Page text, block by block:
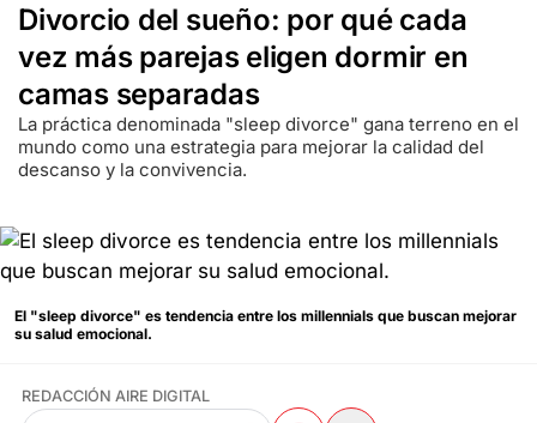
Divorcio del sueño: por qué cada
vez más parejas eligen dormir en
camas separadas
La práctica denominada "sleep divorce" gana terreno en el
mundo como una estrategia para mejorar la calidad del
descanso y la convivencia.
El "sleep divorce" es tendencia entre los millennials que buscan mejorar
su salud emocional.
REDACCIÓN AIRE DIGITAL